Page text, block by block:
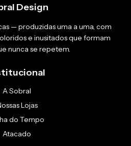
Design
— produzidas uma a uma, com
e inusitados que formam
nunca se repetem.
A Sobral
Lojas
do Tempo
Atacado